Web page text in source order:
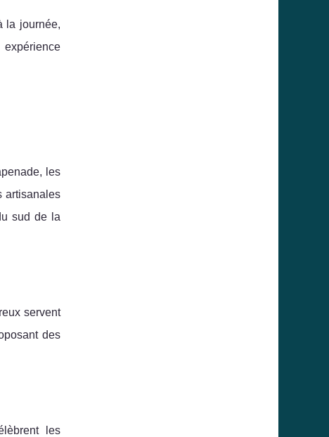
la journée,
les
artisanales
sud de la
servent
des
les